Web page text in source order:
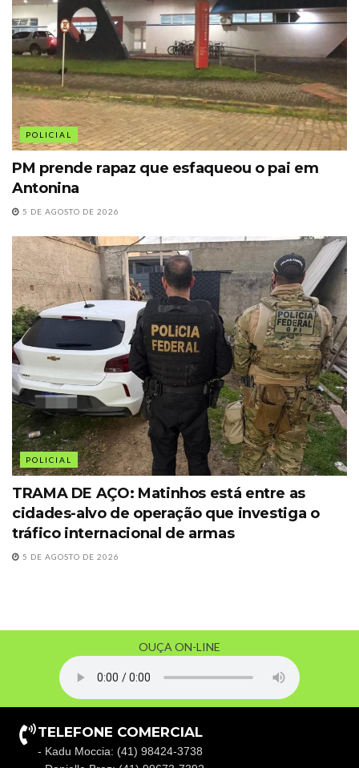
POLICIAL
PM prende rapaz que esfaqueou o pai em
Antonina
5 DE AGOSTO DE 2026
POLICIAL
TRAMA DE AÇO: Matinhos está entre as
cidades-alvo de operação que investiga o
tráfico internacional de armas
5 DE AGOSTO DE 2026
OUÇA ON-LINE
TELEFONE COMERCIAL
- Kadu Moccia: (41) 98424-3738